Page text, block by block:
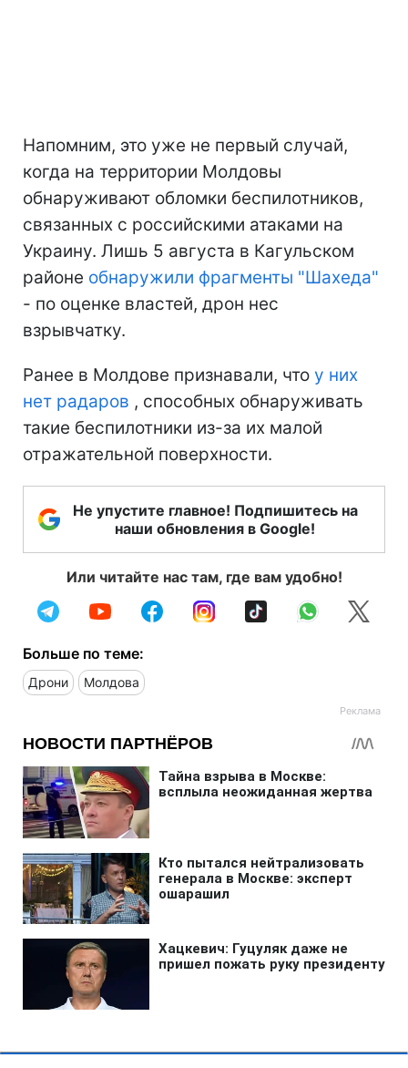
Напомним, это уже не первый случай,
когда на территории Молдовы
обнаруживают обломки беспилотников,
связанных с российскими атаками на
Украину. Лишь 5 августа в Кагульском
районе обнаружили фрагменты "Шахеда"
- по оценке властей, дрон нес
взрывчатку.
Ранее в Молдове признавали, что у них
нет радаров , способных обнаруживать
такие беспилотники из-за их малой
отражательной поверхности.
Не упустите главное! Подпишитесь на
наши обновления в Google!
Или читайте нас там, где вам удобно!
Больше по теме:
Дрони Молдова